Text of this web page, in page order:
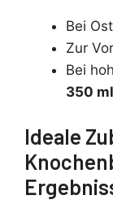
Bei
Zur
Bei
350 ml
Ideale